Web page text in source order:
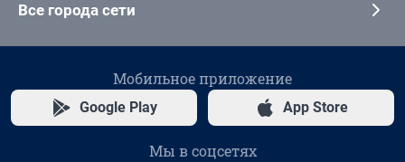
Все города сети
Мобильное приложение
Google Play App Store
Мы в соцсетях